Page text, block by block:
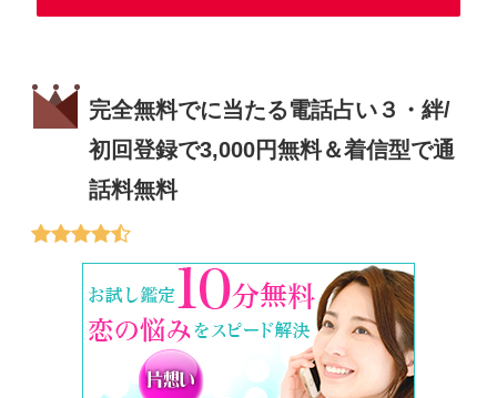
完全無料でに当たる電話占い３・絆/
初回登録で3,000円無料＆着信型で通
話料無料